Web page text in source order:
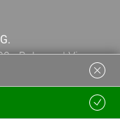
- Bologna | Via
051